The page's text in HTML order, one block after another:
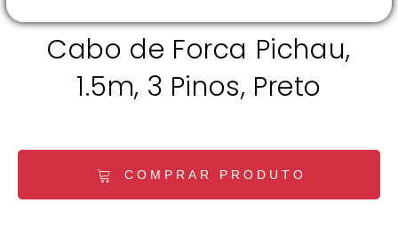
Cabo de Forca Pichau,
1.5m, 3 Pinos, Preto
COMPRAR PRODUTO